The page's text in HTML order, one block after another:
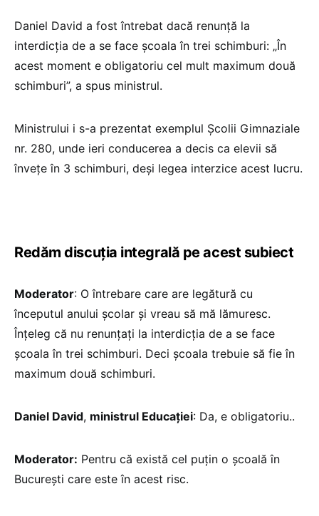
Daniel David a fost întrebat dacă renunță la
interdicția de a se face școala în trei schimburi: „În
acest moment e obligatoriu cel mult maximum două
schimburi”, a spus ministrul.
Ministrului i s-a prezentat exemplul Școlii Gimnaziale
nr. 280, unde ieri conducerea a decis ca elevii să
învețe în 3 schimburi, deși legea interzice acest lucru.
Redăm discuția integrală pe acest subiect
Moderator: O întrebare care are legătură cu
începutul anului școlar și vreau să mă lămuresc.
Înțeleg că nu renunțați la interdicția de a se face
școala în trei schimburi. Deci școala trebuie să fie în
maximum două schimburi.
Daniel David, ministrul Educației: Da, e obligatoriu..
Moderator: Pentru că există cel puțin o școală în
București care este în acest risc.